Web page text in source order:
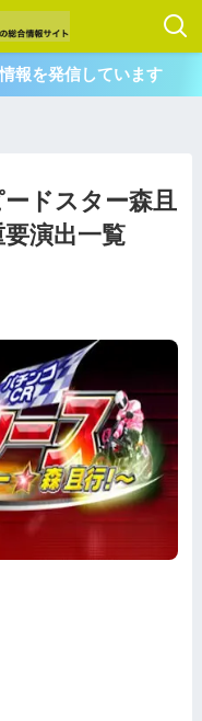
報を発信しています
ドスター森且
演出一覧